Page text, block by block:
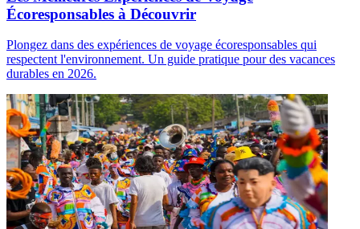
Écoresponsables à Découvrir
Plongez dans des expériences de voyage écoresponsables qui
respectent l'environnement. Un guide pratique pour des vacances
durables en 2026.